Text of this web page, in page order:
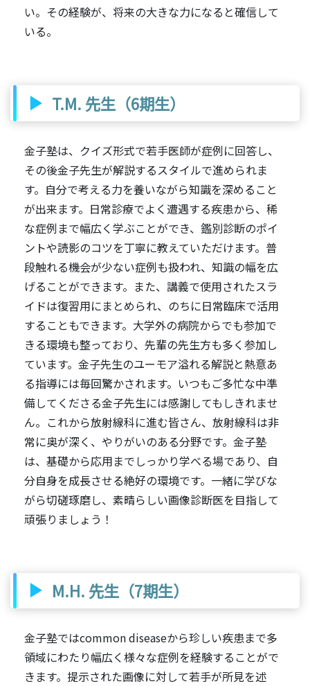
い。その経験が、将来の大きな力になると確信して
いる。
T.M. 先生（6期生）
金子塾は、クイズ形式で若手医師が症例に回答し、
その後金子先生が解説するスタイルで進められま
す。自分で考える力を養いながら知識を深めること
が出来ます。日常診療でよく遭遇する疾患から、稀
な症例まで幅広く学ぶことができ、鑑別診断のポイ
ントや読影のコツを丁寧に教えていただけます。普
段触れる機会が少ない症例も扱われ、知識の幅を広
げることができます。また、講義で使用されたスラ
イドは復習用にまとめられ、のちに日常臨床で活用
することもできます。大学外の病院からでも参加で
きる環境も整っており、先輩の先生方も多く参加し
ています。金子先生のユーモア溢れる解説と熱意あ
る指導には毎回驚かされます。いつもご多忙な中準
備してくださる金子先生には感謝してもしきれませ
ん。これから放射線科に進む皆さん、放射線科は非
常に奥が深く、やりがいのある分野です。金子塾
は、基礎から応用までしっかり学べる場であり、自
分自身を成長させる絶好の環境です。一緒に学びな
がら切磋琢磨し、素晴らしい画像診断医を目指して
頑張りましょう！
M.H. 先生（7期生）
金子塾ではcommon diseaseから珍しい疾患まで多
領域にわたり幅広く様々な症例を経験することがで
きます。提示された画像に対して若手が所見を述